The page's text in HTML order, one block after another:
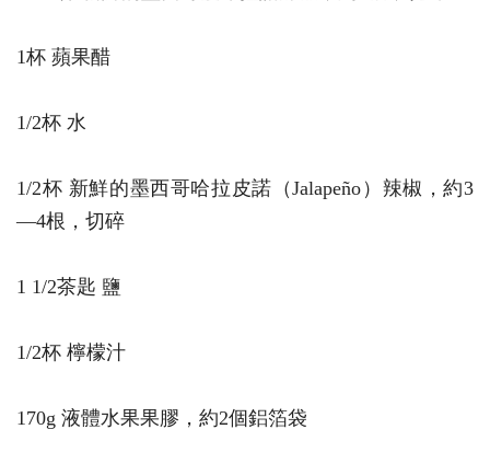
1杯 蘋果醋
1/2杯 水
1/2杯 新鮮的墨西哥哈拉皮諾（Jalapeño）辣椒，約3
—4根，切碎
1 1/2茶匙 鹽
1/2杯 檸檬汁
170g 液體水果果膠，約2個鋁箔袋